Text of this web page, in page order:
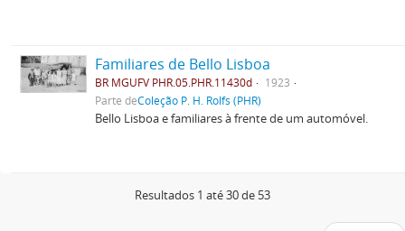
Familiares de Bello Lisboa
BR MGUFV PHR.05.PHR.11430d
1923
Parte deColeção P. H. Rolfs (PHR)
Bello Lisboa e familiares à frente de um automóvel.
Resultados 1 até 30 de 53